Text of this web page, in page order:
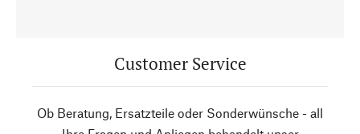
Customer Service
Ob Beratung, Ersatzteile oder Sonderwünsche - all